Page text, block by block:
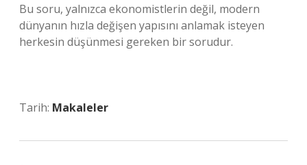
Bu soru, yalnızca ekonomistlerin değil, modern
dünyanın hızla değişen yapısını anlamak isteyen
herkesin düşünmesi gereken bir sorudur.
Tarih: Makaleler